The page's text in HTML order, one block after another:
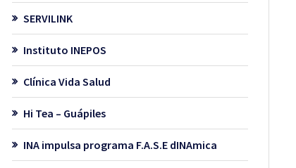
SERVILINK
Instituto INEPOS
Clínica Vida Salud
Hi Tea – Guápiles
INA impulsa programa F.A.S.E dINAmica